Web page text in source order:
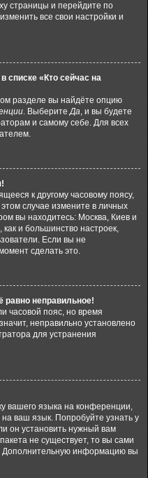
страницы и перейдите по
все свои настройки и
списке «Кто сейчас на
разделе вы найдёте опцию
. ВыберитеДа, и вы будете
и самому себе. Для всех
к другому часовому поясу,
случае измените в личных
вы находитесь: Москва, Киев и
как и большинство настроек,
Если вы не
сделать это.
равно неправильное!
часовой пояс, но время
неправильно установлено
для устранения
вашего языка на конференции,
ваш язык. Попробуйте узнать у
он установить нужный вам
не существует, то вы сами
Дополнительную информацию вы